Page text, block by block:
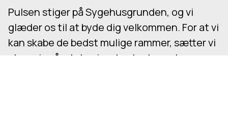
Pulsen stiger på Sygehusgrunden, og vi
glæder os til at byde dig velkommen. For at vi
kan skabe de bedst mulige rammer, sætter vi
stor pris på, at du giver besked, om du